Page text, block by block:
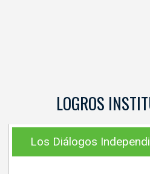
LOGROS
Los Diálogos